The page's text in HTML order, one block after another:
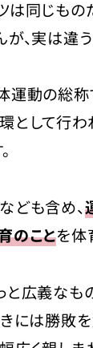
は同じも
、実は違う
運動の総称
して行わ
ども含め、
のことを体
広義なも
には勝敗